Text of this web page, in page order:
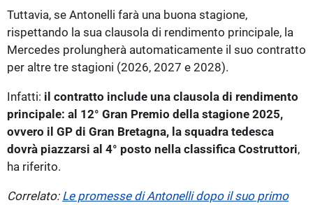
Tuttavia, se Antonelli farà una buona stagione,
rispettando la sua clausola di rendimento principale, la
Mercedes prolungherà automaticamente il suo contratto
per altre tre stagioni (2026, 2027 e 2028).
Infatti: il contratto include una clausola di rendimento
principale: al 12° Gran Premio della stagione 2025,
ovvero il GP di Gran Bretagna, la squadra tedesca
dovrà piazzarsi al 4° posto nella classifica Costruttori,
ha riferito.
Correlato: Le promesse di Antonelli dopo il suo primo